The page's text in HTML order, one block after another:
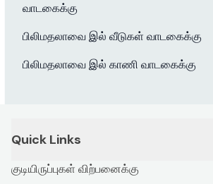
வாடகைக்கு
பிலிமதலாவை இல் வீடுகள் வாடகைக்கு
பிலிமதலாவை இல் காணி வாடகைக்கு
Quick Links
குடியிருப்புகள் விற்பனைக்கு